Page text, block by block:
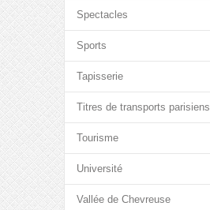
Spectacles
Sports
Tapisserie
Titres de transports parisiens
Tourisme
Université
Vallée de Chevreuse